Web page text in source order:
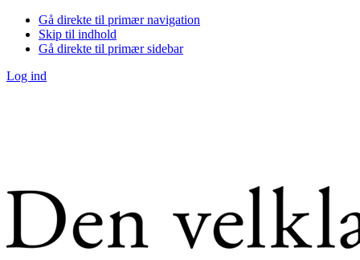
Gå direkte til primær navigation
Skip til indhold
Gå direkte til primær sidebar
Log ind